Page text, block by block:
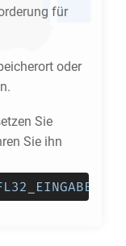
für
oder
Sie
Sie ihn